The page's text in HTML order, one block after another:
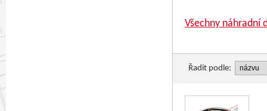
Všechny náhradní
Řadit podle: